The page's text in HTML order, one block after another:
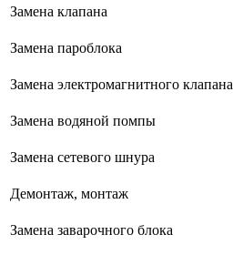
Замена клапана
Замена пароблока
Замена электромагнитного клапана
Замена водяной помпы
Замена сетевого шнура
Демонтаж, монтаж
Замена заварочного блока